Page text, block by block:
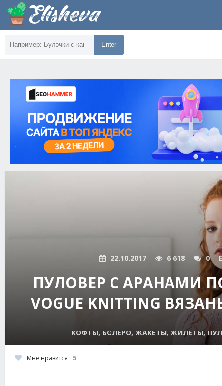
Enter
22.10.2017 6 618 0
ПУЛОВЕР С АРАНАМИ
VOGUE KNITTING
КОФТЫ, БОЛЕРО, ЖАКЕТЫ, ЖИЛЕТЫ,
Мне нравится 5